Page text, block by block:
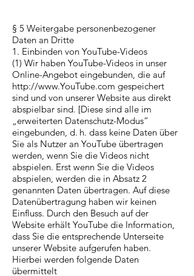
§ 5 Weitergabe personenbezogener
Daten an Dritte
1. Einbinden von YouTube-Videos
(1) Wir haben YouTube-Videos in unser
Online-Angebot eingebunden, die auf
http://www.YouTube.com gespeichert
sind und von unserer Website aus direkt
abspielbar sind. [Diese sind alle im
„erweiterten Datenschutz-Modus“
eingebunden, d. h. dass keine Daten über
Sie als Nutzer an YouTube übertragen
werden, wenn Sie die Videos nicht
abspielen. Erst wenn Sie die Videos
abspielen, werden die in Absatz 2
genannten Daten übertragen. Auf diese
Datenübertragung haben wir keinen
Einfluss. Durch den Besuch auf der
Website erhält YouTube die Information,
dass Sie die entsprechende Unterseite
unserer Website aufgerufen haben.
Hierbei werden folgende Daten
übermittelt